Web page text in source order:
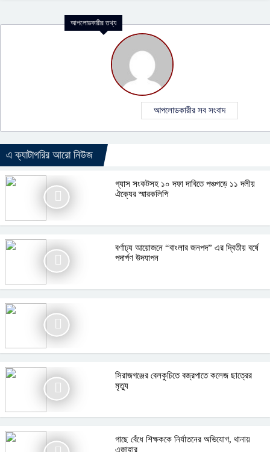
আপলোডকারীর তথ্য
আপলোডকারীর সব সংবাদ
এ ক্যাটাগরির আরো নিউজ
গ্যাস সংকটসহ ১০ দফা দাবিতে পঞ্চগড়ে ১১ দলীয়
ঐক্যের স্মারকলিপি
বর্ণাঢ্য আয়োজনে “বাংলার জনপদ” এর দ্বিতীয় বর্ষে
পদার্পণ উদযাপন
সিরাজগঞ্জের বেলকুচিতে বজ্রপাতে কলেজ ছাত্রের
মৃত্যু
গাছে বেঁধে শিক্ষককে নির্যাতনের অভিযোগ, থানায়
এজাহার